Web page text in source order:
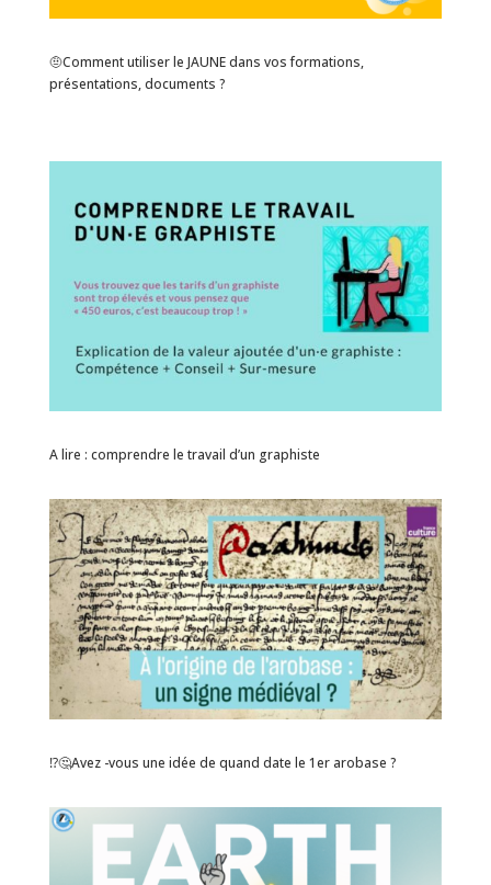
🤨Comment utiliser le JAUNE dans vos formations,
présentations, documents ?
A lire : comprendre le travail d’un graphiste
⁉️🤔Avez -vous une idée de quand date le 1er arobase ?